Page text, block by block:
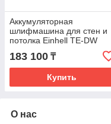
Аккумуляторная
шлифмашина для стен и
потолка Einhell TE-DW
18/225 Li-Solo 4259990
183 100 ₸
Купить
О нас